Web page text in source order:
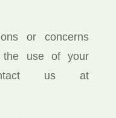
or concerns
the use of your
us at